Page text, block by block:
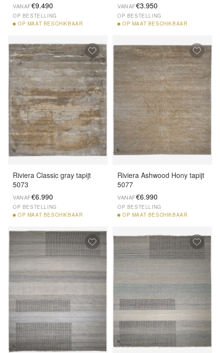
VANAF€9.490
OP BESTELLING
OP MAAT BESCHIKBAAR
VANAF€3.950
OP BESTELLING
OP MAAT BESCHIKBAAR
Riviera Classic gray tapijt
5073
VANAF€6.990
OP BESTELLING
OP MAAT BESCHIKBAAR
Riviera Ashwood Hony tapijt
5077
VANAF€6.990
OP BESTELLING
OP MAAT BESCHIKBAAR